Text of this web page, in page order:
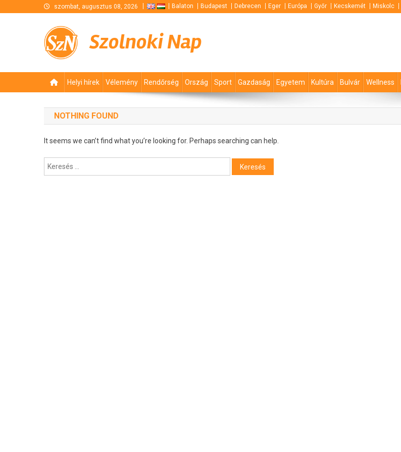
szombat, augusztus 08, 2026 Balaton Budapest Debrecen Eger Európa Győr Kecskemét Miskolc
Szolnoki Nap
Helyi hírek Vélemény Rendőrség Ország Sport Gazdaság Egyetem Kultúra Bulvár Wellness
NOTHING FOUND
It seems we can’t find what you’re looking for. Perhaps searching can help.
Keresés: